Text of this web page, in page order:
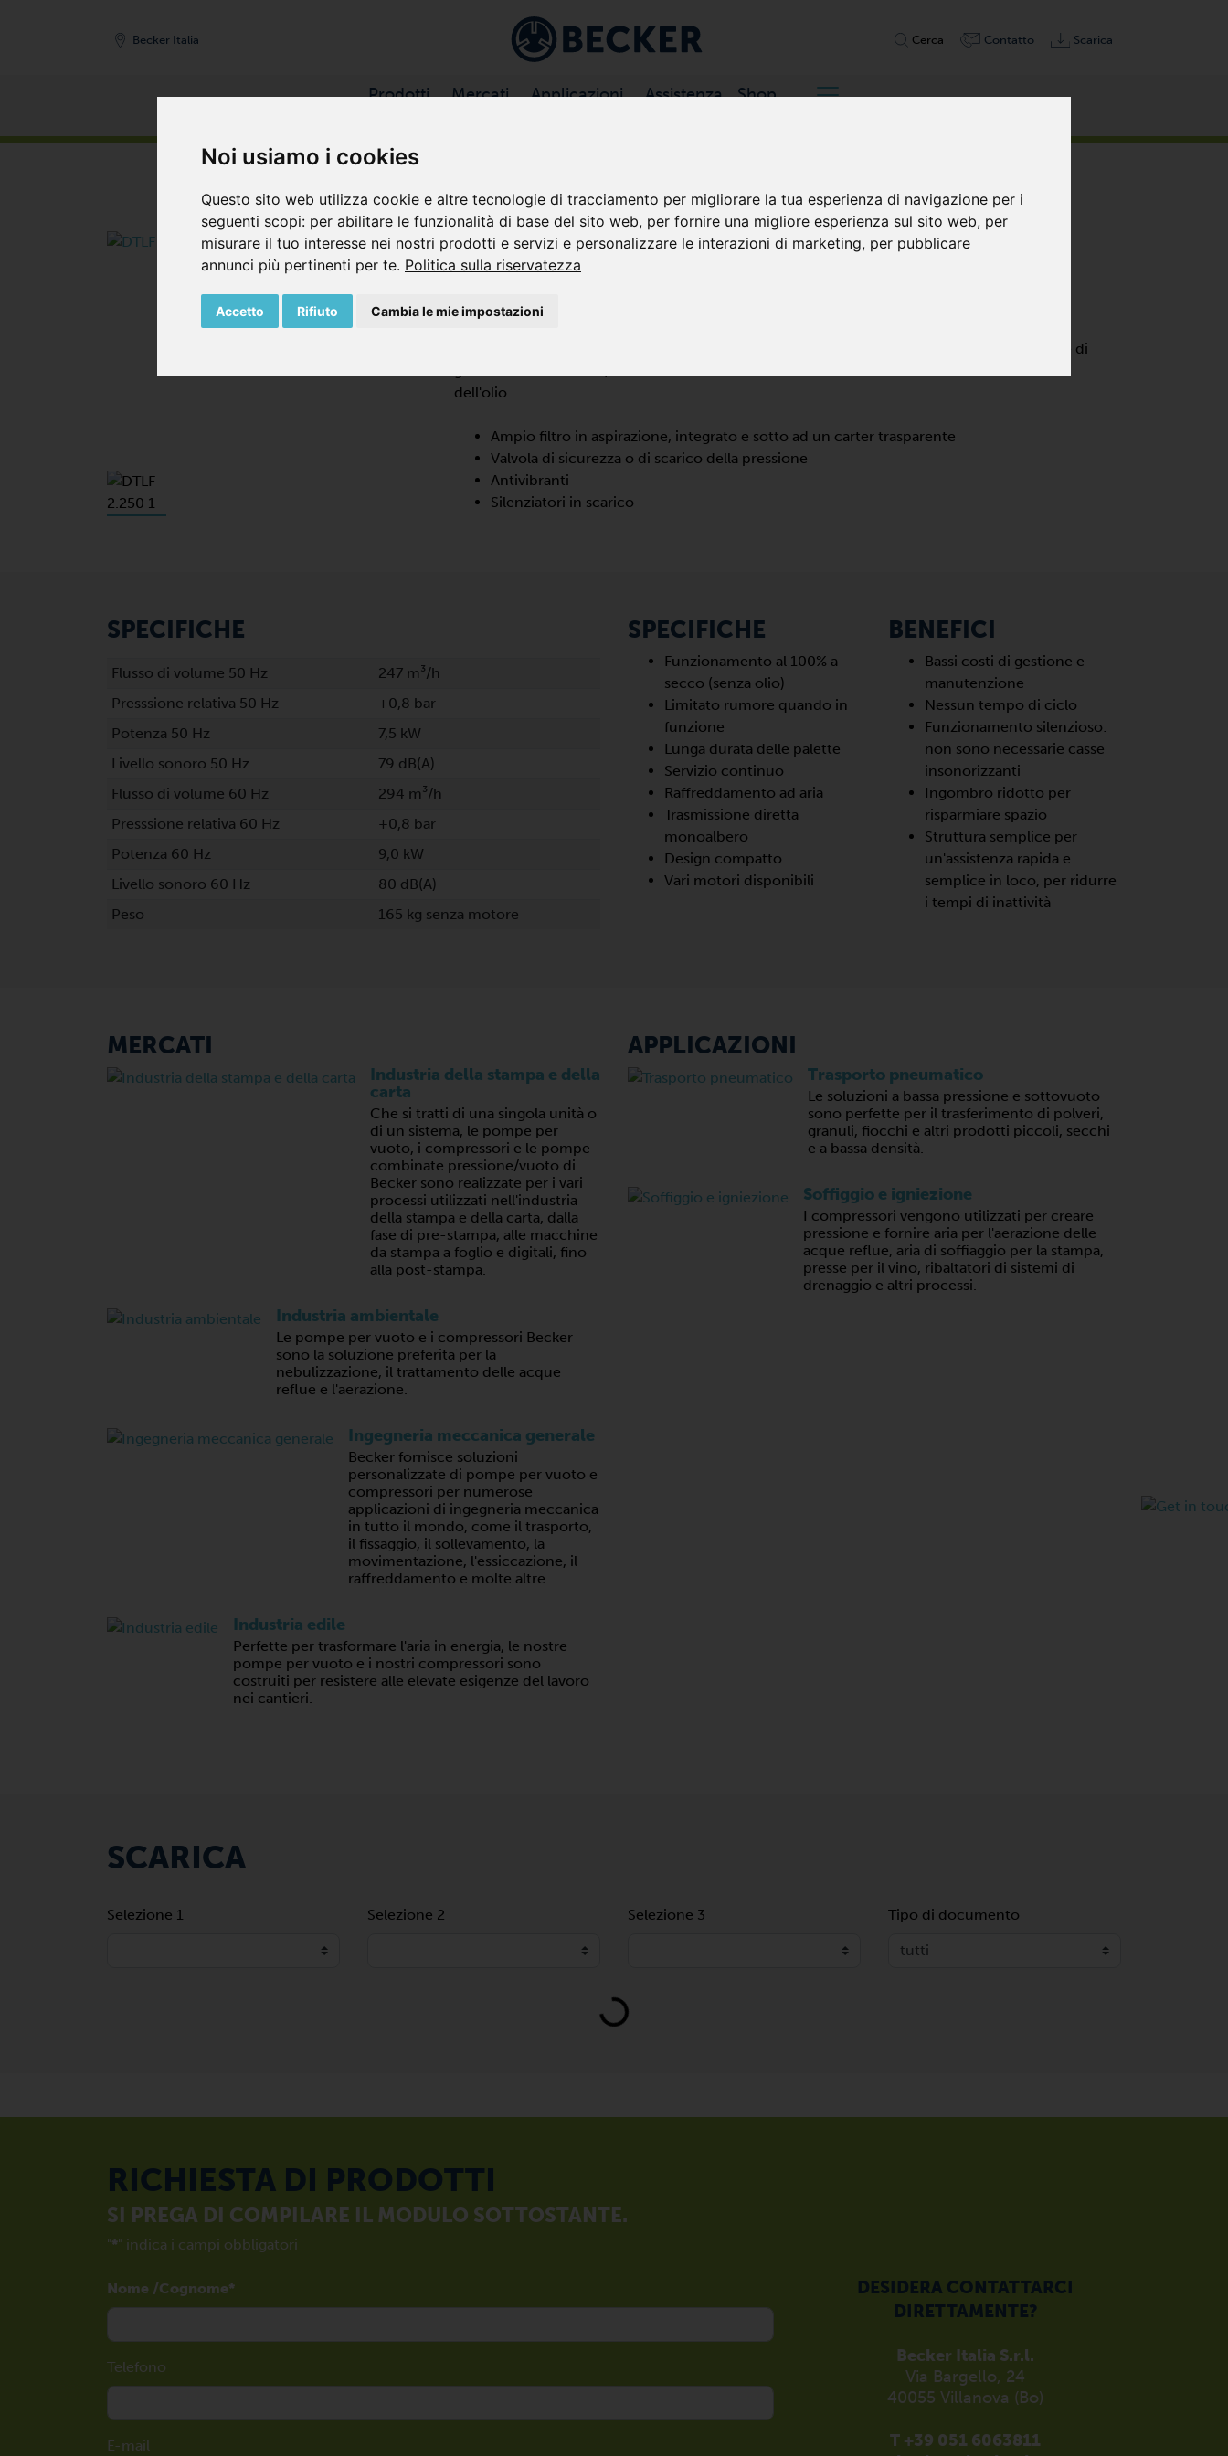
Noi usiamo i cookies
Questo sito web utilizza cookie e altre tecnologie di tracciamento per migliorare la tua esperienza di navigazione per i
seguenti scopi: per abilitare le funzionalità di base del sito web, per fornire una migliore esperienza sul sito web, per
misurare il tuo interesse nei nostri prodotti e servizi e personalizzare le interazioni di marketing, per pubblicare
annunci più pertinenti per te. Politica sulla riservatezza
Accetto Rifiuto Cambia le mie impostazioni
Becker Italia Cerca Contatto Scarica
Prodotti Mercati Applicazioni Assistenza Shop
DTLF 2.250
funzionare in servizio continuo. Il compressore rotativo a palette utilizza palette composite di
dell'olio.
Ampio filtro in aspirazione, integrato e sotto ad un carter trasparente
Valvola di sicurezza o di scarico della pressione
Antivibranti
Silenziatori in scarico
SPECIFICHE
Flusso di volume 50 Hz
247 m³/h
Presssione relativa 50 Hz
+0,8 bar
Potenza 50 Hz
7,5 kW
Livello sonoro 50 Hz
79 dB(A)
Flusso di volume 60 Hz
294 m³/h
Presssione relativa 60 Hz
+0,8 bar
Potenza 60 Hz
9,0 kW
Livello sonoro 60 Hz
80 dB(A)
Peso
165 kg senza motore
SPECIFICHE
Funzionamento al 100% a
secco (senza olio)
Limitato rumore quando in
funzione
Lunga durata delle palette
Servizio continuo
Raffreddamento ad aria
Trasmissione diretta
monoalbero
Design compatto
Vari motori disponibili
BENEFICI
Bassi costi di gestione e
manutenzione
Nessun tempo di ciclo
Funzionamento silenzioso:
non sono necessarie casse
insonorizzanti
Ingombro ridotto per
risparmiare spazio
Struttura semplice per
un'assistenza rapida e
semplice in loco, per ridurre
i tempi di inattività
MERCATI
Industria della stampa e della
carta
Che si tratti di una singola unità o
di un sistema, le pompe per
vuoto, i compressori e le pompe
combinate pressione/vuoto di
Becker sono realizzate per i vari
processi utilizzati nell'industria
della stampa e della carta, dalla
fase di pre-stampa, alle macchine
da stampa a foglio e digitali, fino
alla post-stampa.
Industria ambientale
Le pompe per vuoto e i compressori Becker
sono la soluzione preferita per la
nebulizzazione, il trattamento delle acque
reflue e l'aerazione.
Ingegneria meccanica generale
Becker fornisce soluzioni
personalizzate di pompe per vuoto e
compressori per numerose
applicazioni di ingegneria meccanica
in tutto il mondo, come il trasporto,
il fissaggio, il sollevamento, la
movimentazione, l'essiccazione, il
raffreddamento e molte altre.
Industria edile
Perfette per trasformare l'aria in energia, le nostre
pompe per vuoto e i nostri compressori sono
costruiti per resistere alle elevate esigenze del lavoro
nei cantieri.
APPLICAZIONI
Trasporto pneumatico
Le soluzioni a bassa pressione e sottovuoto
sono perfette per il trasferimento di polveri,
granuli, fiocchi e altri prodotti piccoli, secchi
e a bassa densità.
Soffiggio e igniezione
I compressori vengono utilizzati per creare
pressione e fornire aria per l'aerazione delle
acque reflue, aria di soffiaggio per la stampa,
presse per il vino, ribaltatori di sistemi di
drenaggio e altri processi.
SCARICA
Selezione 1 Selezione 2 Selezione 3 Tipo di documento
Loading...
RICHIESTA DI PRODOTTI
SI PREGA DI COMPILARE IL MODULO SOTTOSTANTE.
"*" indica i campi obbligatori
Nome /Cognome
Telefono
E-mail
DESIDERA CONTATTARCI
DIRETTAMENTE?
Becker Italia S.r.l.
Via Bargello, 24
40055 Villanova (Bo)
T +39 051 6063811